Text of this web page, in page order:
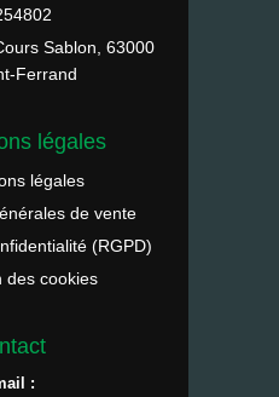
Sablon, 63000
Ferrand
légales
légales
de vente
(RGPD)
des cookies
: